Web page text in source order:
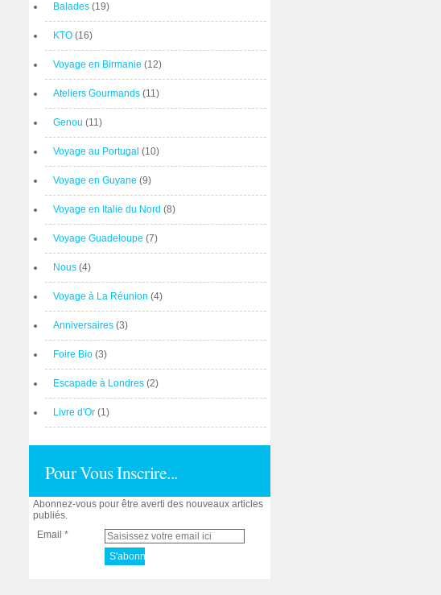
Balades (19)
KTO (16)
Voyage en Birmanie (12)
Ateliers Gourmands (11)
Genou (11)
Voyage au Portugal (10)
Voyage en Guyane (9)
Voyage en Italie du Nord (8)
Voyage Guadeloupe (7)
Nous (4)
Voyage à La Réunion (4)
Anniversaires (3)
Foire Bio (3)
Escapade à Londres (2)
Livre d'Or (1)
Pour Vous Inscrire...
Abonnez-vous pour être averti des nouveaux articles
publiés.
Email